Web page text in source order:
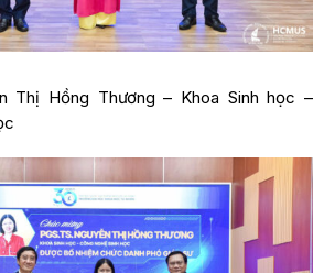
Thị Hồng Thương – Khoa Sinh học –